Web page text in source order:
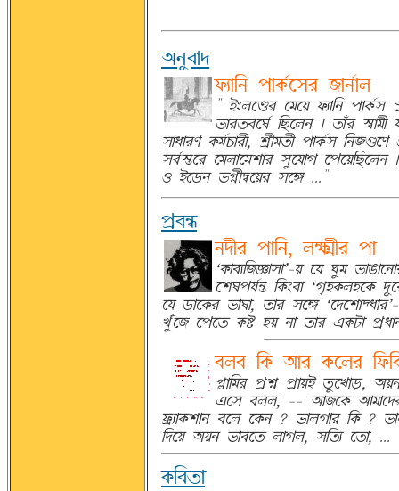
~S¨cÉ°
¬ØFÉAS ÞÉ@Ø»À®Ì BÉS»ÉU
" qeUÀÐÌ ÀTÀÝ ¬ØFÉAS
gÉÌ©cÀK» AaÀUS | ©ÉJÌ mªÉTf
®ÉoÉÌH @ØT»OÉÌf, rþfT©f ÞÉ@Ø»®
®c»mäÀÌ ÀTUÉÀTrÉÌ ®¨ÀsÉw ÀÞÀÝAaÀUS
R qÀ¦S g£ðfXªÀÝÌ ®ÀÊ ..."
Þþc^Î
S°fÌ ÞÉAS, UQØëfÌ ÞÉ
Ô@ØÉcFABÚÉ®ÉÕ-Ý Às W¨T
ÀrKÞs»^ä A@ØecÉ
Às ¦ÉÀ@ØÌ gÉKÉ, ©ÉÌ ®ÀÊ
Z¨JÀB ÀÞÀ© @ØÄ öÝ SÉ ©ÉÌ j@ØvÉ
cUc A@Ø ~ÉÌ @ØÀUÌ
óýÉATÌ Þþrð ÞþÉÝq ©¨ÀZÉ¦Û,
jÀ® cUU, -- ~ÉBÀ@Ø ~ÉTÉÀ°Ì
¬ØþFÉ@ØrÉS cÀU À@ØS ? gÉUwÉÌ A@Ø ?
A°ÀÝ ~ÝS gÉcÀ© UÉwU, ®A©F À©É, ...
@ØAc©É